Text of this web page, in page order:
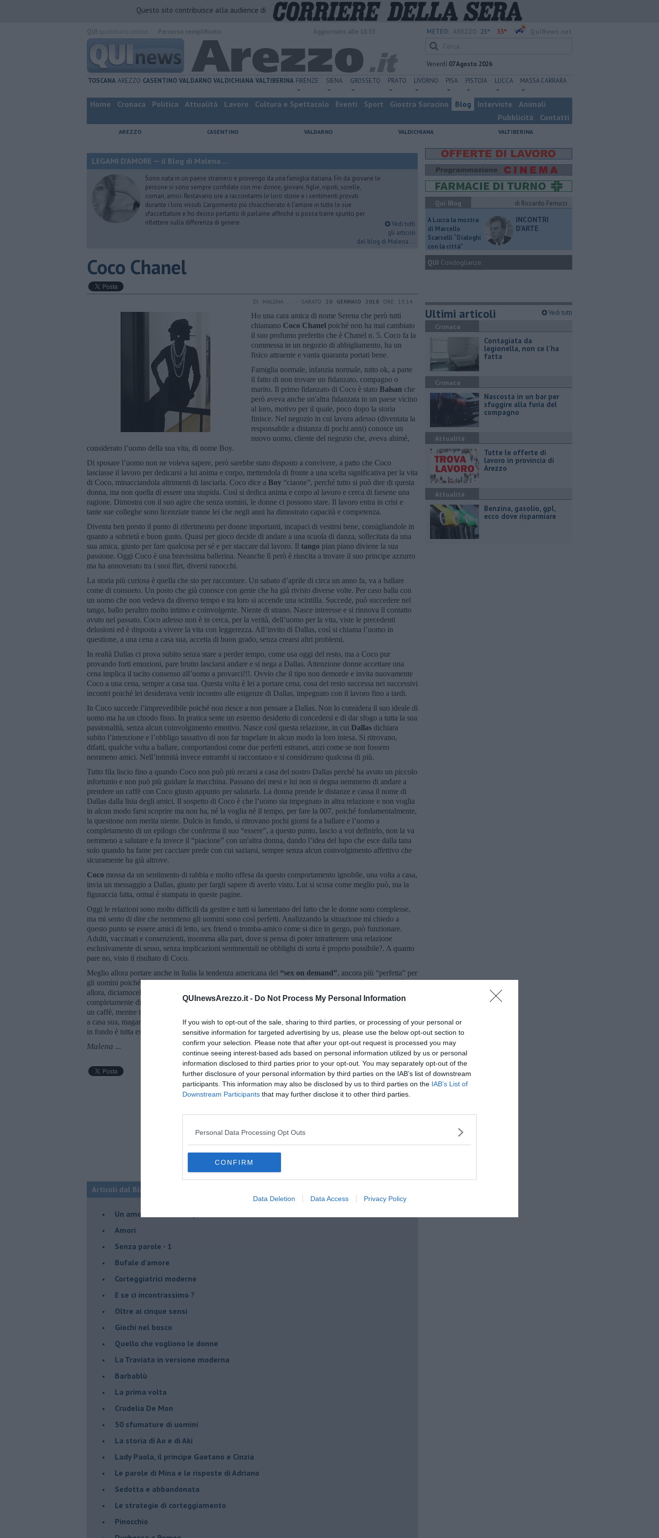
QUInewsArezzo.it - Do Not Process My Personal Information
If you wish to opt-out of the sale, sharing to third parties, or processing of your personal or
sensitive information for targeted advertising by us, please use the below opt-out section to
confirm your selection. Please note that after your opt-out request is processed you may
continue seeing interest-based ads based on personal information utilized by us or personal
information disclosed to third parties prior to your opt-out. You may separately opt-out of the
further disclosure of your personal information by third parties on the IAB’s list of downstream
participants. This information may also be disclosed by us to third parties on the IAB’s List of
Downstream Participants that may further disclose it to other third parties.
Personal Data Processing Opt Outs
CONFIRM
Data Deletion Data Access Privacy Policy
Questo sito contribuisce alla audience di
METEO: 23° 35°
Venerdì 07 Agosto 2026
TOSCANA AREZZO CASENTINO VALDARNO VALDICHIANA VALTIBERINA FIRENZE SIENA GROSSETO PRATO LIVORNO PISA PISTOIA LUCCA MASSA CARRARA
Home Cronaca Politica Attualità Lavoro Cultura e Spettacolo Eventi Sport Giostra Saracino Blog Interviste
Animali
Pubblicità
Contatti
AREZZO CASENTINO VALDARNO VALDICHIANA VALTIBERINA
LEGAMI D'AMORE — il Blog di Malena ...
Sono nata in un paese straniero e provengo da una famiglia italiana. Fin da giovane le
persone si sono sempre confidate con me: donne, giovani, figlie, nipoti, sorelle,
comari, amici. Restavano ore a raccontarmi le loro storie e i sentimenti provati
durante i loro vissuti. L'argomento più chiacchierato è l'amore in tutte le sue
sfaccettature e ho deciso pertanto di parlarne affinché si possa trarre spunto per
riflettere sulla differenza di genere.
Vedi tutti
gli articoli
del blog di Malena ...
Coco Chanel
DI MALENA ... - SABATO 20 GENNAIO 2018 ORE 13:14
Ho una cara amica di nome Serena che però tutti
chiamano Coco Chanel poiché non ha mai cambiato
il suo profumo preferito che è Chanel n. 5. Coco fa la
commessa in un negozio di abbigliamento, ha un
fisico attraente e vanta quaranta portati bene.
Famiglia normale, infanzia normale, tutto ok, a parte
il fatto di non trovare un fidanzato, compagno o
marito. Il primo fidanzato di Coco è stato Balsan che
però aveva anche un'altra fidanzata in un paese vicino
al loro, motivo per il quale, poco dopo la storia
finisce. Nel negozio in cui lavora adesso (diventata la
responsabile a distanza di pochi anni) conosce un
nuovo uomo, cliente del negozio che, aveva ahimè,
considerato l’uomo della sua vita, di nome Boy.
Di sposare l’uomo non ne voleva sapere, però sarebbe stato disposto a convivere, a patto che Coco
lasciasse il lavoro per dedicarsi a lui anima e corpo, mettendola di fronte a una scelta significativa per la vita
di Coco, minacciandola altrimenti di lasciarla. Coco dice a Boy “ciaone”, perché tutto si può dire di questa
donna, ma non quella di essere una stupida. Così si dedica anima e corpo al lavoro e cerca di farsene una
ragione. Dimostra con il suo agire che senza uomini, le donne ci possono stare. Il lavoro entra in crisi e
tante sue colleghe sono licenziate tranne lei che negli anni ha dimostrato capacità e competenza.
Diventa ben presto il punto di riferimento per donne importanti, incapaci di vestirsi bene, consigliandole in
quanto a sobrietà e buon gusto. Quasi per gioco decide di andare a una scuola di danza, sollecitata da una
sua amica, giusto per fare qualcosa per sé e per staccare dal lavoro. Il tango pian piano diviene la sua
passione. Oggi Coco è una bravissima ballerina. Neanche lì però è riuscita a trovare il suo principe azzurro
ma ha annoverato tra i suoi flirt, diversi ranocchi.
La storia più curiosa è quella che sto per raccontare. Un sabato d’aprile di circa un anno fa, va a ballare
come di consueto. Un posto che già conosce con gente che ha già rivisto diverse volte. Per caso balla con
un uomo che non vedeva da diverso tempo e tra loro si accende una scintilla. Succede, può succedere nel
tango, ballo peraltro molto intimo e coinvolgente. Niente di strano. Nasce interesse e si rinnova il contatto
avuto nel passato. Coco adesso non è in cerca, per la verità, dell’uomo per la vita, viste le precedenti
delusioni ed è disposta a vivere la vita con leggerezza. All’invito di Dallas, così si chiama l’uomo in
questione, a una cena a casa sua, accetta di buon grado, senza crearsi altri problemi.
In realtà Dallas ci prova subito senza stare a perder tempo, come usa oggi del resto, ma a Coco pur
provando forti emozioni, pare brutto lasciarsi andare e si nega a Dallas. Attenzione donne accettare una
cena implica il tacito consenso all’uomo a provarci!!!. Ovvio che il tipo non demorde e invita nuovamente
Coco a una cena, sempre a casa sua. Questa volta è lei a portare cena, cosa del resto successa nei successivi
incontri poiché lei desiderava venir incontro alle esigenze di Dallas, impegnato con il lavoro fino a tardi.
In Coco succede l’imprevedibile poiché non riesce a non pensare a Dallas. Non lo considera il suo ideale di
uomo ma ha un chiodo fisso. In pratica sente un estremo desiderio di concedersi e di dar sfogo a tutta la sua
passionalità, senza alcun coinvolgimento emotivo. Nasce così questa relazione, in cui Dallas dichiara
subito l’intenzione e l’obbligo tassativo di non far trapelare in alcun modo la loro intesa. Si ritrovano,
difatti, qualche volta a ballare, comportandosi come due perfetti estranei, anzi come se non fossero
nemmeno amici. Nell’intimità invece entrambi si raccontano e si considerano qualcosa di più.
Tutto fila liscio fino a quando Coco non può più recarsi a casa del nostro Dallas perché ha avuto un piccolo
infortunio e non può più guidare la macchina. Passano dei mesi e lui non si degna nemmeno di andare a
prendere un caffè con Coco giusto appunto per salutarla. La donna prende le distanze e cassa il nome di
Dallas dalla lista degli amici. Il sospetto di Coco è che l’uomo sia impegnato in altra relazione e non voglia
in alcun modo farsi scoprire ma non ha, né la voglia né il tempo, per fare la 007, poiché fondamentalmente,
la questione non merita niente. Dulcis in fundo, si ritrovano pochi giorni fa a ballare e l’uomo a
completamento di un epilogo che conferma il suo “essere”, a questo punto, lascio a voi definirlo, non la va
nemmeno a salutare e fa invece il “piacione” con un'altra donna, dando l’idea del lupo che esce dalla tana
solo quando ha fame per cacciare prede con cui saziarsi, sempre senza alcun coinvolgimento affettivo che
sicuramente ha già altrove.
Coco mossa da un sentimento di rabbia e molto offesa da questo comportamento ignobile, una volta a casa,
invia un messaggio a Dallas, giusto per fargli sapere di averlo visto. Lui si scusa come meglio può, ma la
figuraccia fatta, ormai è stampata in queste pagine.
Oggi le relazioni sono molto difficili da gestire e tutti si lamentano del fatto che le donne sono complesse,
ma mi sento di dire che nemmeno gli uomini sono così perfetti. Analizzando la situazione mi chiedo a
questo punto se essere amici di letto, sex friend o tromba-amico come si dice in gergo, può funzionare.
Adulti, vaccinati e consenzienti, insomma alla pari, dove si pensa di poter intrattenere una relazione
esclusivamente di sesso, senza implicazioni sentimentali ne obblighi di sorta è proprio possibile?. A quanto
pare no, visto il risultato di Coco.
Meglio allora portare anche in Italia la tendenza americana del “sex on demand”, ancora più “perfetta” per
gli uomini poiché è come avere un rapporto con una prostituta che però non paga e che non è tale. Però
allora, diciamocelo apertamente, che si vuole e imponiamo il giusto nome alle cose. Sono queste due realtà
completamente diverse, poiché il sex friend presuppone l’essere amici e in amicizia si va a prendere anche
un caffè, mentre il sex a demand ci si telefona, ci s’informa sulla disponibilità e se si, bene e se no, ognuno
a casa sua, magari a fare la successiva telefonata della lista in rubrica. A Coco dico: “Non te la prendere…
in fondo è tutta esperienza!”.
Malena ...
Articoli dal Blog “Legami d'amore” di Malena ...
Un amore nato ai tempi del coronavirus
Amori
Senza parole - 1
Bufale d'amore
Corteggiatrici moderne
E se ci incontrassimo ?
Oltre ai cinque sensi
Giochi nel bosco
Quello che vogliono le donne
La Traviata in versione moderna
Barbablù
La prima volta
Crudelia De Mon
50 sfumature di uomini
La storia di Ao e di Aki
Lady Paola, il principe Gaetano e Cinzia
Le parole di Mina e le risposte di Adriano
Sedotta e abbandonata
Le strategie di corteggiamento
Pinocchio
Qui Blog
di Riccardo Ferrucci
A Lucca la mostra
di Marcello
Scarselli “Dialoghi
con la città"
INCONTRI
D'ARTE
QUI Condoglianze
Ultimi articoli Vedi tutti
Cronaca
Contagiata da
legionella, non ce l'ha
fatta
Cronaca
Nascosta in un bar per
sfuggire alla furia del
compagno
Attualità
​Tutte le offerte di
lavoro in provincia di
Arezzo
Attualità
​Benzina, gasolio, gpl,
ecco dove risparmiare